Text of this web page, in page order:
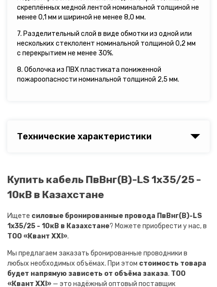
скреплённых медной лентой номинальной толщиной не
менее 0,1 мм и шириной не менее 8,0 мм.
7. Разделительный слой в виде обмотки из одной или
нескольких стеклолент номинальной толщиной 0,2 мм
с перекрытием не менее 30%.
8. Оболочка из ПВХ пластиката пониженной
пожароопасности номинальной толщиной 2,5 мм.
Технические характеристики
Купить кабель ПвВнг(B)-LS 1х35/25 -
10кВ в Казахстане
Ищете силовые бронированные провода ПвВнг(B)-LS
1х35/25 - 10кВ в Казахстане? Можете приобрести у нас, в
ТОО «Квант XXI».
Мы предлагаем заказать бронированные проводники в
любых необходимых объёмах. При этом стоимость товара
будет напрямую зависеть от объёма заказа. ТОО
«Квант XXI» — это надёжный оптовый поставщик